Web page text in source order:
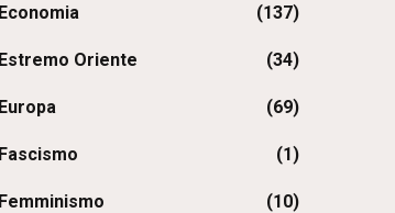
Economia (137)
Estremo Oriente (34)
Europa (69)
Fascismo (1)
Femminismo (10)